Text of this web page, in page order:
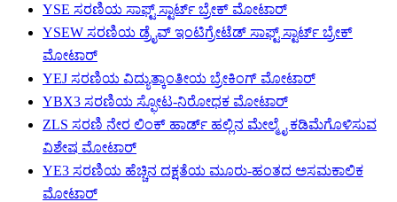
YSE ಸರಣಿಯ ಸಾಫ್ಟ್ ಸ್ಟಾರ್ಟ್ ಬ್ರೇಕ್ ಮೋಟಾರ್
YSEW ಸರಣಿಯ ಡ್ರೈವ್ ಇಂಟಿಗ್ರೇಟೆಡ್ ಸಾಫ್ಟ್ ಸ್ಟಾರ್ಟ್ ಬ್ರೇಕ್
ಮೋಟಾರ್
YEJ ಸರಣಿಯ ವಿದ್ಯುತ್ಕಾಂತೀಯ ಬ್ರೇಕಿಂಗ್ ಮೋಟಾರ್
YBX3 ಸರಣಿಯ ಸ್ಫೋಟ-ನಿರೋಧಕ ಮೋಟಾರ್
ZLS ಸರಣಿ ನೇರ ಲಿಂಕ್ ಹಾರ್ಡ್ ಹಲ್ಲಿನ ಮೇಲ್ಮೈ ಕಡಿಮೆಗೊಳಿಸುವ
ವಿಶೇಷ ಮೋಟಾರ್
YE3 ಸರಣಿಯ ಹೆಚ್ಚಿನ ದಕ್ಷತೆಯ ಮೂರು-ಹಂತದ ಅಸಮಕಾಲಿಕ
ಮೋಟಾರ್